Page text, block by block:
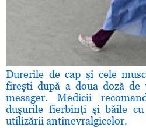
Durerile de cap şi cele
fireşti după a doua doză de
mesager. Medicii
duşurile fierbinţi şi băile
utilizării antinevralgicelor.